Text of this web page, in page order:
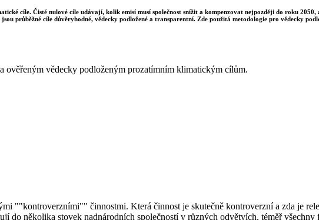
cíle. Čisté nulové cíle udávají, kolik emisí musí společnost snížit a kompenzovat nejpozději do roku
průběžné cíle důvěryhodné, vědecky podložené a transparentní. Zde použitá metodologie pro vědecky
vědecky podloženým prozatímním klimatickým cílům.
""kontroverzními"" činnostmi. Která činnost je skutečně kontroverzní a zda je
do několika stovek nadnárodních společností v různých odvětvích, téměř